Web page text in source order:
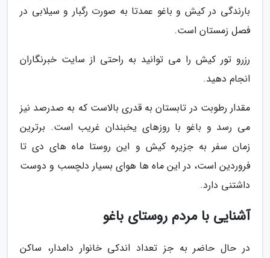
بارندگی در کیش و باغو عمدتا به صورت رگبار و سیلابی در
فصل زمستان است.
رزرو تور کیش را می توانید به راحتی از سایت خبرنگاران
انجام دهید.
مقدار رطوبت در تابستان به قدری بالاست که به صدرصد نیز
می رسد و باغو با روزهای یخبندان غریب است. برترین
زمان سفر به جزیره کیش و این روستا ماه های دی تا
فروردین است، در این ماه ها هوای بسیار دلچسب و دوست
داشتنی دارد.
آشنایی با مردم روستای باغو
در حال حاضر به جز تعداد اندکی خانوار دامدار، ساکن